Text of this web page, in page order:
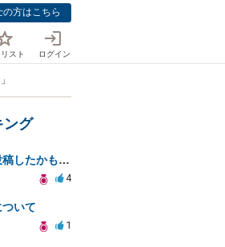
の方はこちら
スト ログイン
ング
誹謗中傷に当たる内容を投稿したかもしれない。開示請求や民事刑事裁判に発展しうるのか教えて欲しい。
4
いて
1